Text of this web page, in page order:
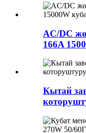
AC/DC
166A
Кытай